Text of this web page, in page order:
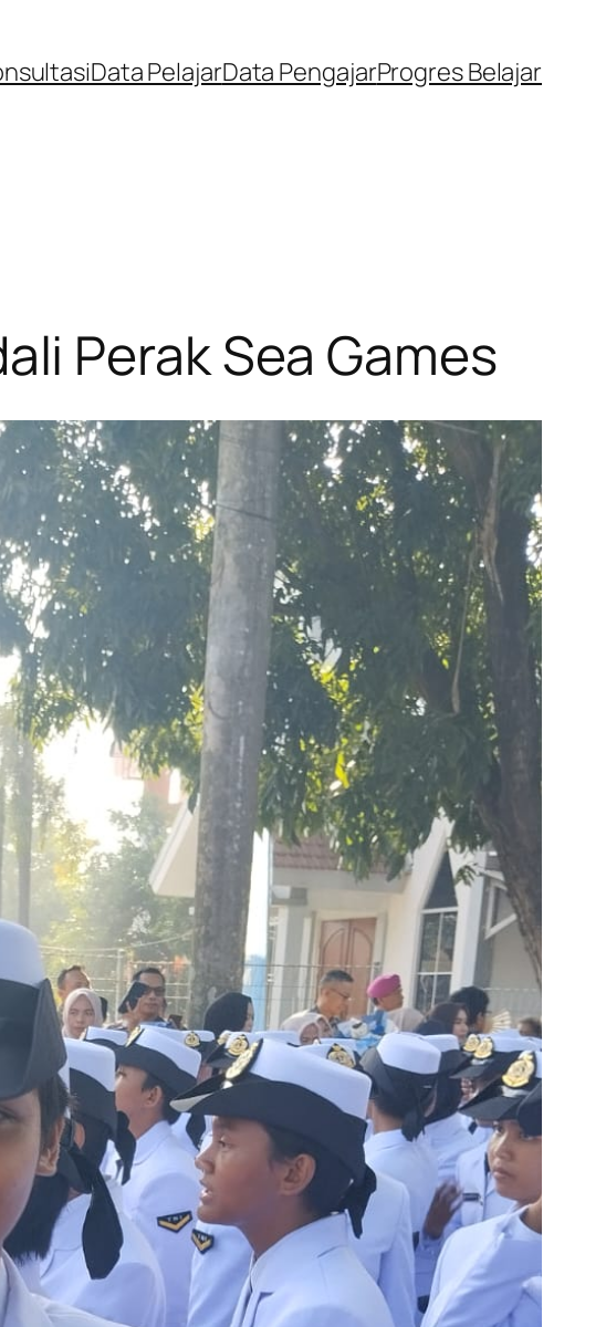
Data PelajarData PengajarProgres Belajar
Perak Sea Games